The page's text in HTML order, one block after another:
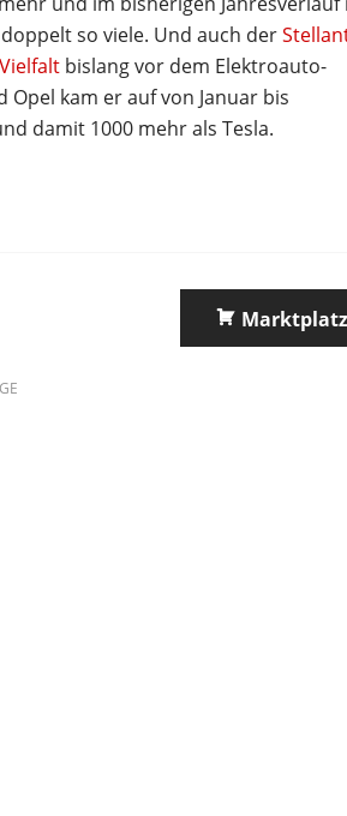
so viele. Und auch der
bislang vor dem Elektroauto-
kam er auf von Januar bis
damit 1000 mehr als Tesla.
Marktplatz